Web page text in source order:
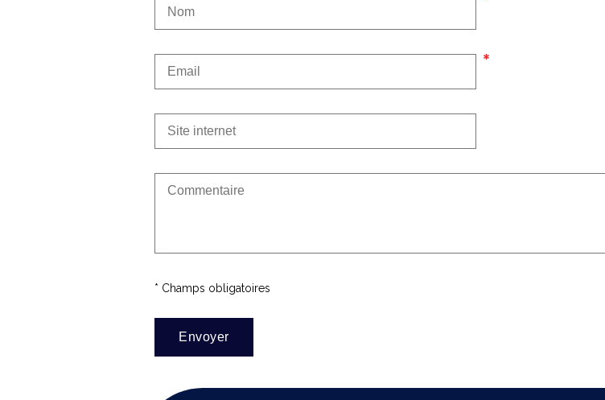
* Champs obligatoires